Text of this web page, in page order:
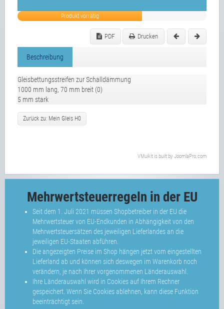
Produkt vorrätig
PDF Drucken
Beschreibung
Gleisbettungsstreifen zur Schalldämmung
1000 mm lang, 70 mm breit (0)
5 mm stark
Zurück zu: Mein Gleis H0
VMuikit is built by JoomlaPro.com
Mehrwertsteuerregeln in der EU
Seit dem 1. Juli 2021 müssen Shopbetreiber in der EU die
Mehrwertsteuer von EU-Endkunden in Abhängigkeit von den
Mehrwertsteuersätzen des jeweiligen Lieferlandes an die
jeweiligen EU-Staaten abführen.
Die angezeigten Preise im Shop hängen jetzt vom eingestellten
Lieferland ab und können sich deswegen im Warenkorb noch
verändern, je nach Ihrer vorgenommenen Länderauswahl.
Ihre Länderauswahl wird in Cookies auf Ihrem Rechner
gespeichert. Wenn Sie Cookies ablehnen, kann diese Funktion
beeinträchtigt sein.